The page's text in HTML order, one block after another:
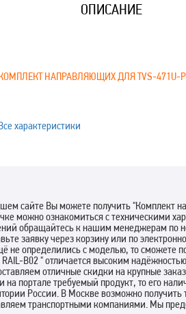
ОПИСАНИЕ
НАПРАВЛЯЮЩИХ ДЛЯ TVS-471U-
характеристики
сайте Вы можете получить "Комплект
можно ознакомиться с техническими
обращайтесь к нашим менеджерам по
заявку через корзину или по
не определились с моделью, то сможете
RAIL-B02 " отличается высоким
отличные скидки на крупные
на портале требуемый продукт, то его
России. В Москве возможно
транспортными компаниями. Мы